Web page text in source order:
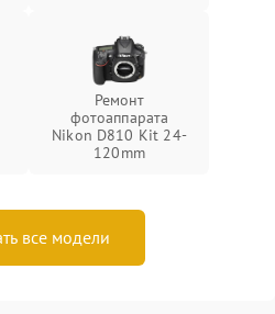
Ремонт
фотоаппарата
Nikon D810 Kit 24-
120mm
все модели